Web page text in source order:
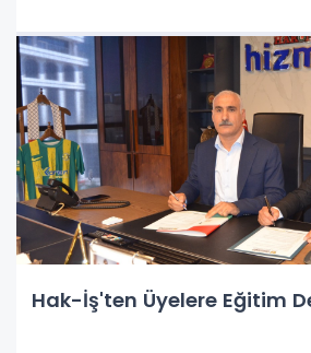
Hak-İş'ten Üyelere Eğitim